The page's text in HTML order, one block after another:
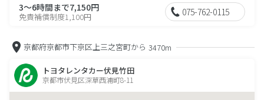
3～6時間まで7,150円
免責補償制度1,100円 075-762-0115
京都府京都市下京区上三之宮町から 3470m
トヨタレンタカー伏見竹田
京都市伏見区深草西浦町8-11